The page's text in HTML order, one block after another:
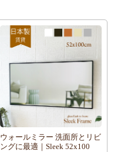
ウォールミラー 洗面所とリビ
ングに最適｜Sleek 52x100